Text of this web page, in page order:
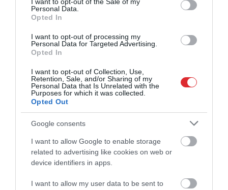
Personal Data.
Opted In
I want to opt-out of processing my
Personal Data for Targeted Advertising.
Opted In
I want to opt-out of Collection, Use,
Retention, Sale, and/or Sharing of my
Personal Data that Is Unrelated with the
Purposes for which it was collected.
Opted Out
Google consents
I want to allow Google to enable storage
related to advertising like cookies on web or
device identifiers in apps.
I want to allow my user data to be sent to